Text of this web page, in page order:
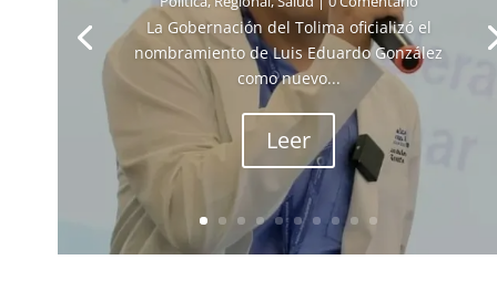
La Gobernación del Tolima oficializó el
nombramiento de Luis Eduardo González
como nuevo...
Leer